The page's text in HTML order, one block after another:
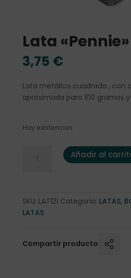
Lata
3,75 €
Lata metálica cuadrada , con
aproximada para 100 gramos
Hay existencias
Lata "Pennie" 100 gr. cantidad
Añadir al
SKU: LAT121 Categoría: LATAS,
LATAS
Compartir producto